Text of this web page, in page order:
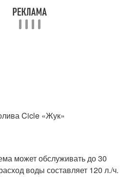
Cicle «Жук»
может обслуживать до 30
воды составляет 120 л./ч.